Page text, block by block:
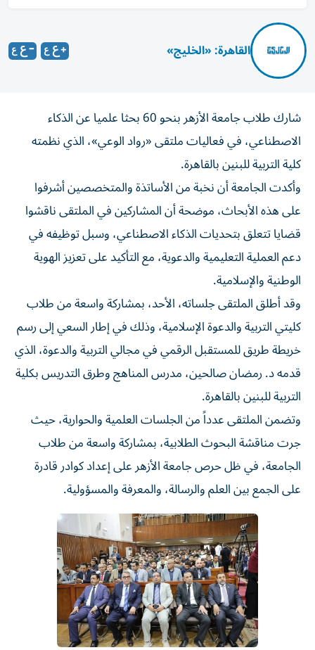
القاهرة: «الخليج»
شارك طلاب جامعة الأزهر بنحو 60 بحثا علميا عن الذكاء
الاصطناعي، في فعاليات ملتقى «رواد الوعي»، الذي نظمته
كلية التربية للبنين بالقاهرة.
وأكدت الجامعة أن نخبة من الأساتذة والمتخصصين أشرفوا
على هذه الأبحاث، موضحة أن المشاركين في الملتقى ناقشوا
قضايا تتعلق بتحديات الذكاء الاصطناعي، وسبل توظيفه في
دعم العملية التعليمية والدعوية، مع التأكيد على تعزيز الهوية
الوطنية والإسلامية.
وقد أطلق الملتقى جلساته، الأحد، بمشاركة واسعة من طلاب
كليتي التربية والدعوة الإسلامية، وذلك في إطار السعي إلى رسم
خريطة طريق للمستقبل الرقمي في مجالي التربية والدعوة، الذي
قدمه د. رمضان صالحين، مدرس المناهج وطرق التدريس بكلية
التربية للبنين بالقاهرة.
وتضمن الملتقى عدداً من الجلسات العلمية والحوارية، حيث
جرت مناقشة البحوث الطلابية، بمشاركة واسعة من طلاب
الجامعة، في ظل حرص جامعة الأزهر على إعداد كوادر قادرة
على الجمع بين العلم والرسالة، والمعرفة والمسؤولية.